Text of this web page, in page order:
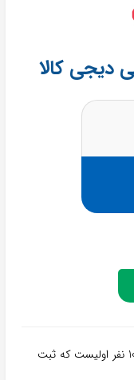
این کد تخفیف محدود بوده و تنها برای 1000 نفر اولیست که ثبت